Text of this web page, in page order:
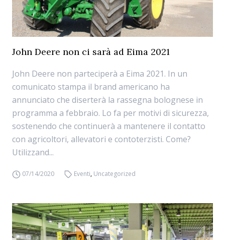
John Deere non ci sarà ad Eima 2021
John Deere non parteciperà a Eima 2021. In un
comunicato stampa il brand americano ha
annunciato che diserterà la rassegna bolognese in
programma a febbraio. Lo fa per motivi di sicurezza,
sostenendo che continuerà a mantenere il contatto
con agricoltori, allevatori e contoterzisti. Come?
Utilizzand...
07/14/2020 Eventi, Uncategorized